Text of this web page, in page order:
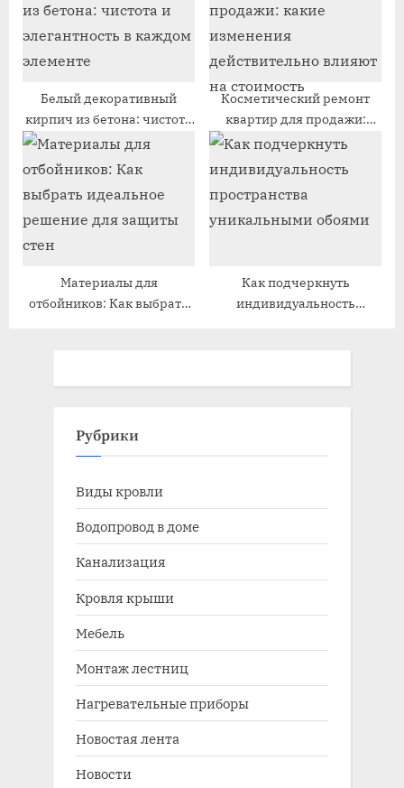
:
Белый декоративный
кирпич из бетона: чистота
и элегантность в каждом
элементе
Косметический ремонт
квартир для продажи:
какие изменения
стоимость
Материалы для
отбойников: Как выбрать
Как подчеркнуть
индивидуальность
Рубрики
Виды кровли
Водопровод в доме
Канализация
Кровля крыши
Мебель
Монтаж лестниц
Нагревательные приборы
Новостая лента
Новости